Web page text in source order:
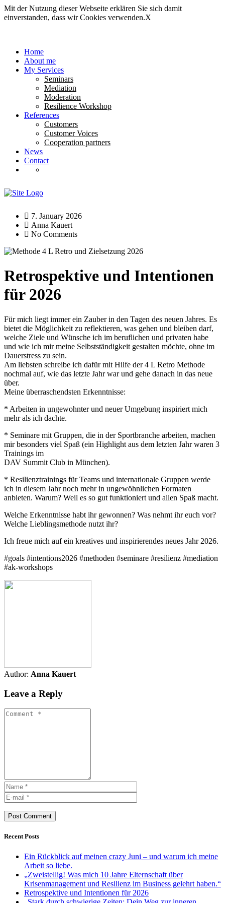
Mit der Nutzung dieser Webseite erklären Sie sich damit
einverstanden, dass wir Cookies verwenden.X
Home
About me
My Services
Seminars
Mediation
Moderation
Resilience Workshop
References
Customers
Customer Voices
Cooperation partners
News
Contact
7. January 2026
Anna Kauert
No Comments
Retrospektive und Intentionen
für 2026
Für mich liegt immer ein Zauber in den Tagen des neuen Jahres. Es
bietet die Möglichkeit zu reflektieren, was gehen und bleiben darf,
welche Ziele und Wünsche ich im beruflichen und privaten habe
und wie ich mir meine Selbstständigkeit gestalten möchte, ohne im
Dauerstress zu sein.
Am liebsten schreibe ich dafür mit Hilfe der 4 L Retro Methode
nochmal auf, wie das letzte Jahr war und gehe danach in das neue
über.
Meine überraschendsten Erkenntnisse:
* Arbeiten in ungewohnter und neuer Umgebung inspiriert mich
mehr als ich dachte.
* Seminare mit Gruppen, die in der Sportbranche arbeiten, machen
mir besonders viel Spaß (ein Highlight aus dem letzten Jahr waren 3
Trainings im
DAV Summit Club in München).
* Resilienztrainings für Teams und internationale Gruppen werde
ich in diesem Jahr noch mehr in ungewöhnlichen Formaten
anbieten. Warum? Weil es so gut funktioniert und allen Spaß macht.
Welche Erkenntnisse habt ihr gewonnen? Was nehmt ihr euch vor?
Welche Lieblingsmethode nutzt ihr?
Ich freue mich auf ein kreatives und inspirierendes neues Jahr 2026.
#goals #intentions2026 #methoden #seminare #resilienz #mediation
#ak-workshops
Author: Anna Kauert
Leave a Reply
Post Comment
Recent Posts
Ein Rückblick auf meinen crazy Juni – und warum ich meine
Arbeit so liebe.
„Zweistellig! Was mich 10 Jahre Elternschaft über
Krisenmanagement und Resilienz im Business gelehrt haben.“
Retrospektive und Intentionen für 2026